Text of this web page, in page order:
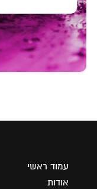
עמוד ראשי
אודות